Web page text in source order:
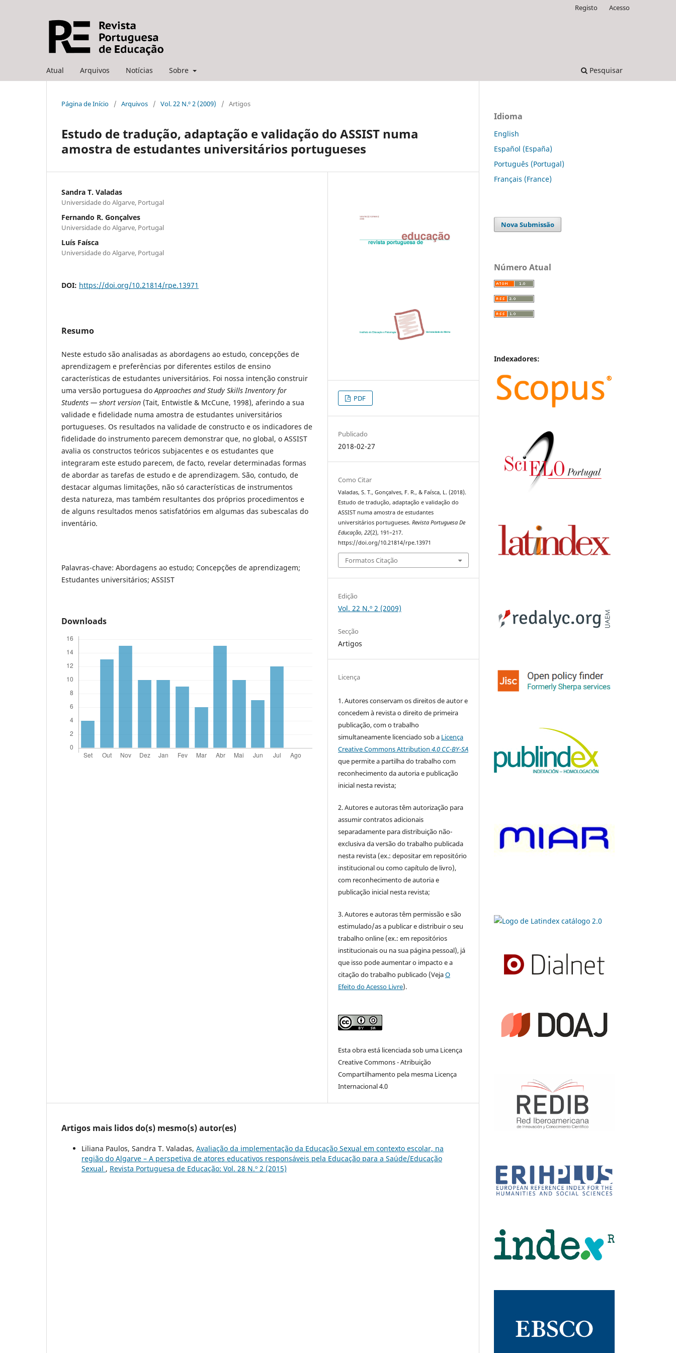
Atual Arquivos Notícias Sobre Pesquisar
Registo Acesso
Página de Início / Arquivos / Vol. 22 N.º 2 (2009) / Artigos
Estudo de tradução, adaptação e validação do ASSIST numa
amostra de estudantes universitários portugueses
Sandra T. Valadas
Universidade do Algarve, Portugal
Fernando R. Gonçalves
Universidade do Algarve, Portugal
Luís Faísca
Universidade do Algarve, Portugal
DOI: https://doi.org/10.21814/rpe.13971
Resumo
Neste estudo são analisadas as abordagens ao estudo, concepções de
aprendizagem e preferências por diferentes estilos de ensino
características de estudantes universitários. Foi nossa intenção construir
uma versão portuguesa doApproaches and Study Skills Inventory for
Students — short version (Tait, Entwistle & McCune, 1998), aferindo a sua
validade e fidelidade numa amostra de estudantes universitários
portugueses. Os resultados na validade de constructo e os indicadores de
fidelidade do instrumento parecem demonstrar que, no global, o ASSIST
avalia os constructos teóricos subjacentes e os estudantes que
integraram este estudo parecem, de facto, revelar determinadas formas
de abordar as tarefas de estudo e de aprendizagem. São, contudo, de
destacar algumas limitações, não só características de instrumentos
desta natureza, mas também resultantes dos próprios procedimentos e
de alguns resultados menos satisfatórios em algumas das subescalas do
inventário.
Palavras-chave: Abordagens ao estudo; Concepções de aprendizagem;
Estudantes universitários; ASSIST
Downloads
PDF
Publicado
2018-02-27
Como Citar
Valadas, S. T., Gonçalves, F. R., & Faísca, L. (2018).
Estudo de tradução, adaptação e validação do
ASSIST numa amostra de estudantes
universitários portugueses.Revista Portuguesa De
Educação,22(2), 191–217.
https://doi.org/10.21814/rpe.13971
Formatos Citação
Edição
Vol. 22 N.º 2 (2009)
Secção
Artigos
Licença
1. Autores conservam os direitos de autor e
concedem à revista o direito de primeira
publicação, com o trabalho
simultaneamente licenciado sob a Licença
Creative Commons Attribution4.0 CC-BY-SA
que permite a partilha do trabalho com
reconhecimento da autoria e publicação
inicial nesta revista;
2. Autores e autoras têm autorização para
assumir contratos adicionais
separadamente para distribuição não-
exclusiva da versão do trabalho publicada
nesta revista (ex.: depositar em repositório
institucional ou como capítulo de livro),
com reconhecimento de autoria e
publicação inicial nesta revista;
3. Autores e autoras têm permissão e são
estimulado/as a publicar e distribuir o seu
trabalho online (ex.: em repositórios
institucionais ou na sua página pessoal), já
que isso pode aumentar o impacto e a
citação do trabalho publicado (VejaO
Efeito do Acesso Livre).
Esta obra está licenciada sob uma Licença
Creative Commons - Atribuição
Compartilhamento pela mesma Licença
Internacional 4.0
Artigos mais lidos do(s) mesmo(s) autor(es)
Liliana Paulos, Sandra T. Valadas, Avaliação da implementação da Educação Sexual em contexto escolar, na
região do Algarve – A perspetiva de atores educativos responsáveis pela Educação para a Saúde/Educação
Sexual , Revista Portuguesa de Educação: Vol. 28 N.º 2 (2015)
Idioma
English
Español (España)
Português (Portugal)
Français (France)
Nova Submissão
Número Atual
Indexadores: